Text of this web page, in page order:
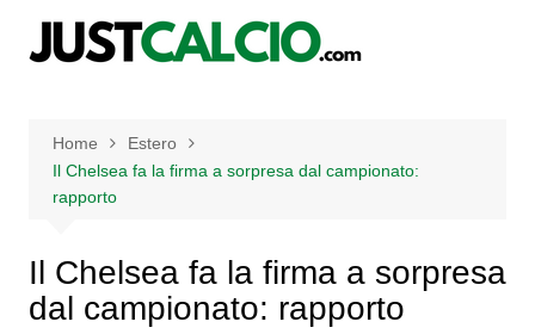
Home
Estero
Il Chelsea fa la firma a sorpresa dal campionato:
rapporto
Il Chelsea fa la firma a sorpresa
dal campionato: rapporto